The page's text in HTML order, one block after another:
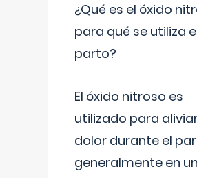
¿Qué es el óxido
para qué se utiliza
parto?
El óxido nitroso es
utilizado para
dolor durante el
generalmente en